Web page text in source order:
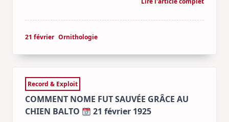
21 février Ornithologie
Record & Exploit
COMMENT NOME FUT SAUVÉE GRÂCE AU
CHIEN BALTO
21 février 1925